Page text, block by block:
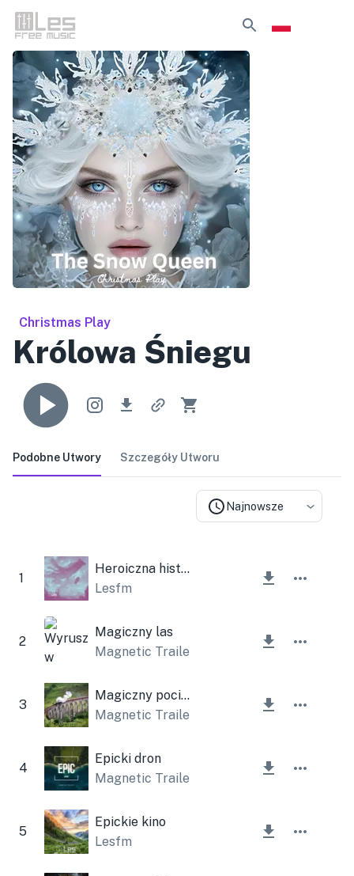
Christmas Play
Królowa Śniegu
Podobne Utwory Szczegóły Utworu
Najnowsze
1
Heroiczna historia (motyw inspirujący)
Lesfm
2
Magiczny las
Magnetic Trailer
3
Magiczny pociąg
Magnetic Trailer
4
Epicki dron
Magnetic Trailer
5
Epickie kino
Lesfm